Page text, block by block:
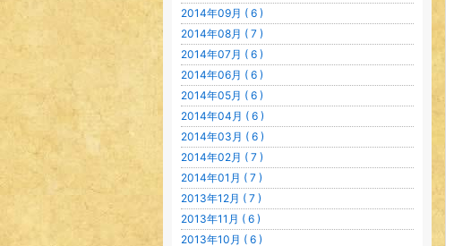
2014年09月 ( 6 )
2014年08月 ( 7 )
2014年07月 ( 6 )
2014年06月 ( 6 )
2014年05月 ( 6 )
2014年04月 ( 6 )
2014年03月 ( 6 )
2014年02月 ( 7 )
2014年01月 ( 7 )
2013年12月 ( 7 )
2013年11月 ( 6 )
2013年10月 ( 6 )